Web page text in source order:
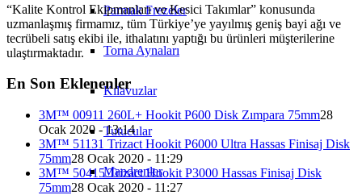
Parmak Frezeler
Torna Aynaları
Kılavuzlar
Tutucular
Mandrenler
“Kalite Kontrol Ekipmanları ve Kesici Takımlar” konusunda
uzmanlaşmış firmamız, tüm Türkiye’ye yayılmış geniş bayi ağı ve
tecrübeli satış ekibi ile, ithalatını yaptığı bu ürünleri müşterilerine
ulaştırmaktadır.
En Son Eklenenler
3M™ 00911 260L+ Hookit P600 Disk Zımpara 75mm28
Ocak 2020 - 13:14
3M™ 51131 Trizact Hookit P6000 Ultra Hassas Finisaj Disk
75mm28 Ocak 2020 - 11:29
3M™ 50415 Trizact Hookit P3000 Hassas Finisaj Disk
75mm28 Ocak 2020 - 11:27